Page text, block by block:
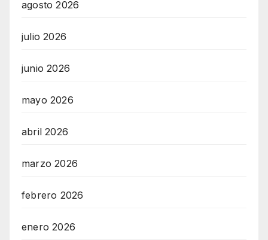
agosto 2026
julio 2026
junio 2026
mayo 2026
abril 2026
marzo 2026
febrero 2026
enero 2026